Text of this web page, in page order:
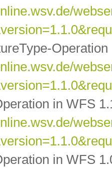
in WFS
in WFS